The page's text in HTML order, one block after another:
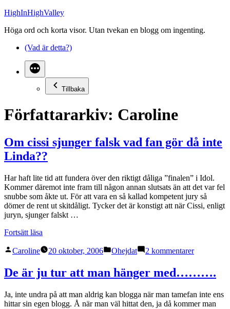
Hoppa
innehåll
HighInHighValley
Höga ord och korta visor. Utan tvekan en blogg om ingenting.
(Vad är detta?)
Tillbaka
Författararkiv: Caroline
Om cissi sjunger falsk vad fan gör då inte
Linda??
Har haft lite tid att fundera över den riktigt dåliga ”finalen” i Idol.
Kommer däremot inte fram till någon annan slutsats än att det var fel
snubbe som åkte ut. För att vara en så kallad kompetent jury så
dömer de rent ut skitdåligt. Tycker det är konstigt att när Cissi, enligt
juryn, sjunger falskt …
Fortsätt läsa
sjunger
vad
fan
då
inte
Publicerat
Caroline 20 oktober, 2006
Publicerat
Ohejdat 2 kommentarertill
sjunger
vad
fan
De är ju tur att man hänger med……….
Ja, inte undra på att man aldrig kan blogga när man tamefan inte ens
hittar sin egen blogg. Å när man väl hittat den, ja då kommer man